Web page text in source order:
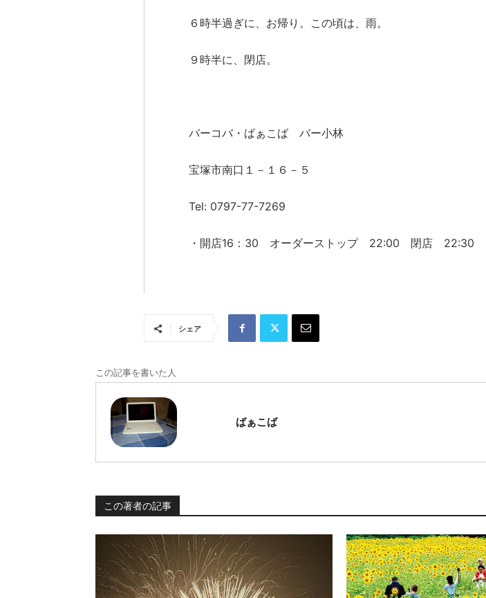
６時半過ぎに、お帰り。この頃は、雨。
９時半に、閉店。
バーコバ・ばぁこば バー小林
宝塚市南口１－１６－５
Tel: 0797-77-7269
・開店16：30 オーダーストップ 22:00 閉店 22:30
シェア
この記事を書いた人
ばぁこば
この著者の記事